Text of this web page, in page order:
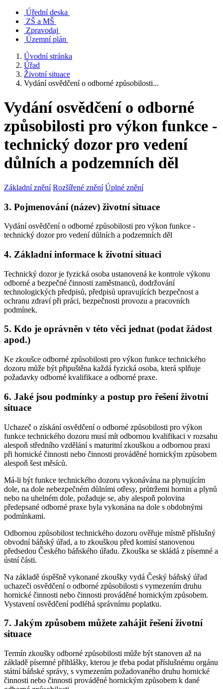
Úřední deska
ZŠ a MŠ
Zpravodaj
Územní plán
Úvodní stránka
Úřad
Životní situace
Vydání osvědčení o odborné způsobilosti...
Vydání osvědčení o odborné
způsobilosti pro výkon funkce -
technický dozor pro vedení
důlních a podzemních děl
Základní znění Rozšířené znění Úplné znění
3. Pojmenování (název) životní situace
Vydání osvědčení o odborné způsobilosti pro výkon funkce -
technický dozor pro vedení důlních a podzemních děl
4. Základní informace k životní situaci
Technický dozor je fyzická osoba ustanovená ke kontrole výkonu
odborné a bezpečné činnosti zaměstnanců, dodržování
technologických předpisů, předpisů upravujících bezpečnost a
ochranu zdraví při práci, bezpečnosti provozu a pracovních
podmínek.
5. Kdo je oprávněn v této věci jednat (podat žádost
apod.)
Ke zkoušce odborné způsobilosti pro výkon funkce technického
dozoru může být připuštěna každá fyzická osoba, která splňuje
požadavky odborné kvalifikace a odborné praxe.
6. Jaké jsou podmínky a postup pro řešení životní
situace
Uchazeč o získání osvědčení o odborné způsobilosti pro výkon
funkce technického dozoru musí mít odbornou kvalifikaci v rozsahu
alespoň středního vzdělání s maturitní zkouškou a odbornou praxi
při hornické činnosti nebo činnosti prováděné hornickým způsobem
alespoň šest měsíců.
Má-li být funkce technického dozoru vykonávána na plynujícím
dole, na dole nebezpečném důlními otřesy, průtržemi hornin a plynů
nebo na uhelném dole, požaduje se, aby alespoň polovina
předepsané odborné praxe byla vykonána na dole s obdobnými
podmínkami.
Odbornou způsobilost technického dozoru ověřuje místně příslušný
obvodní báňský úřad, a to zkouškou před komisí stanovenou
předsedou Českého báňského úřadu. Zkouška se skládá z písemné a
ústní části.
Na základě úspěšně vykonané zkoušky vydá Český báňský úřad
uchazeči osvědčení o odborné způsobilosti s vymezením druhu
hornické činnosti nebo činnosti prováděné hornickým způsobem.
Vystavení osvědčení podléhá správnímu poplatku.
7. Jakým způsobem můžete zahájit řešení životní
situace
Termín zkoušky odborné způsobilosti může být stanoven až na
základě písemné přihlášky, kterou je třeba podat příslušnému orgánu
státní báňské správy, s vymezením požadovaného druhu hornické
činnosti nebo činnosti prováděné hornickým způsobem k dané